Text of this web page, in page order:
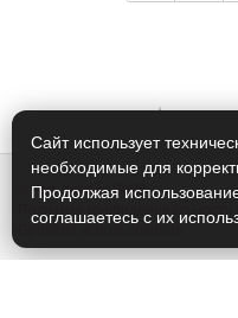
© Арт Дизайн 2026
Политика
Правила использования
Сайт использует
необходимые для
Продолжая
соглашаетесь с их